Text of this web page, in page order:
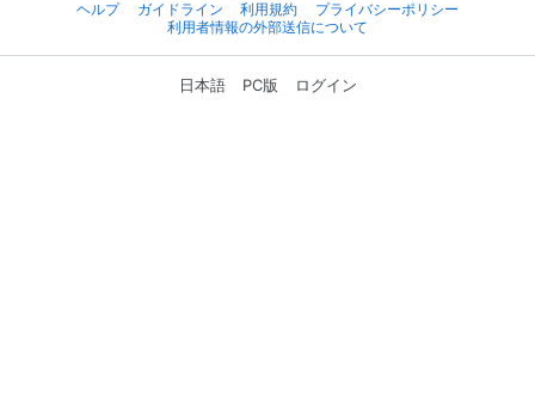
ヘルプ
ガイドライン 利用規約
プライバシーポリシー
利用者情報の外部送信について
日本語 PC版 ログイン